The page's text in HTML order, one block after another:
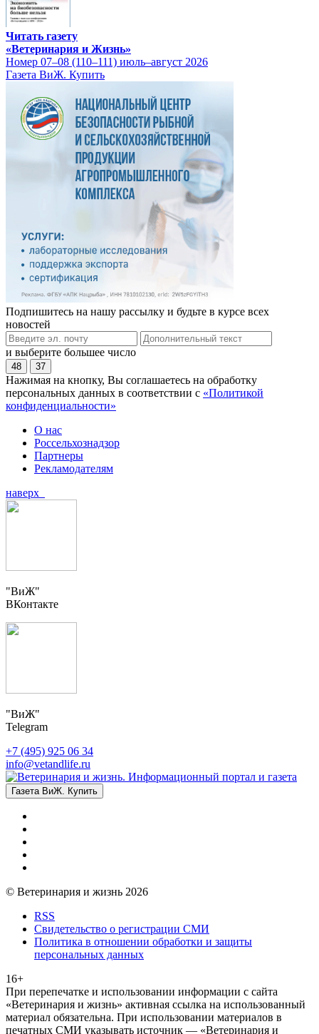
Читать газету
«Ветеринария и Жизнь»
Номер 07–08 (110–111) июль–август 2026
Газета ВиЖ. Купить
Подпишитесь на нашу рассылку и будьте в курсе всех
новостей
и выберите большее число
48 37
Нажимая на кнопку, Вы соглашаетесь на обработку
персональных данных в соответствии с «Политикой
конфиденциальности»
О нас
Россельхознадзор
Партнеры
Рекламодателям
наверх
"ВиЖ"
ВКонтакте
"ВиЖ"
Telegram
+7 (495) 925 06 34
info@vetandlife.ru
Газета ВиЖ. Купить
© Ветеринария и жизнь 2026
RSS
Свидетельство о регистрации СМИ
Политика в отношении обработки и защиты
персональных данных
16+
При перепечатке и использовании информации с сайта
«Ветеринария и жизнь» активная ссылка на использованный
материал обязательна. При использовании материалов в
печатных СМИ указывать источник — «Ветеринария и